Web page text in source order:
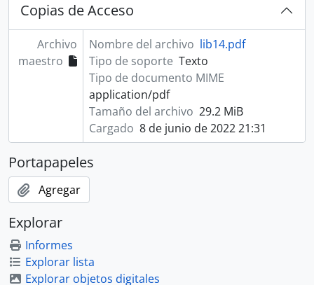
Copias de Acceso
Archivo
maestro
Nombre del archivo lib14.pdf
Tipo de soporte Texto
Tipo de documento MIME
application/pdf
Tamaño del archivo 29.2 MiB
Cargado 8 de junio de 2022 21:31
Portapapeles
Agregar
Explorar
Informes
Explorar lista
Explorar objetos digitales